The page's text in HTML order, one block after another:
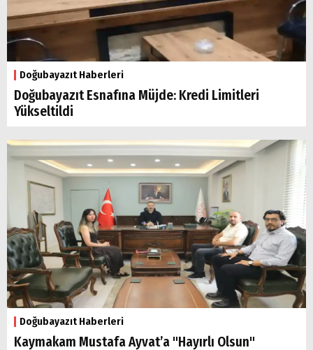
Doğubayazıt Haberleri
Doğubayazıt Esnafına Müjde: Kredi Limitleri
Yükseltildi
Doğubayazıt Haberleri
Kaymakam Mustafa Ayvat’a "Hayırlı Olsun"
Arama
Popüler
Aramalar:
Ağrı
Doğubayazıt